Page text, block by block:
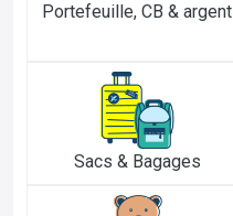
Portefeuille, CB & argent
Sacs & Bagages